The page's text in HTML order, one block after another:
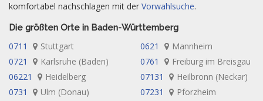
komfortabel nachschlagen mit der Vorwahlsuche.
Die größten Orte in Baden-Württemberg
0711 Stuttgart 0621
Mannheim
0721
Karlsruhe (Baden) 0761
Freiburg im Breisgau
06221
Heidelberg 07131
Heilbronn (Neckar)
0731
Ulm (Donau) 07231
Pforzheim